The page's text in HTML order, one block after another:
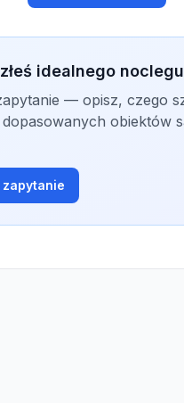
idealnego
— opisz, czego
dopasowanych obiektów
zapytanie